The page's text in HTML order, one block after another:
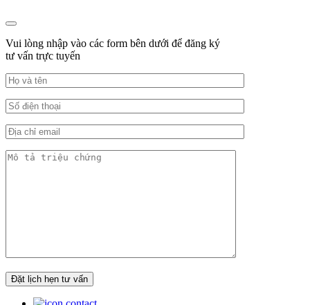
Vui lòng nhập vào các form bên dưới để đăng ký
tư vấn trực tuyến